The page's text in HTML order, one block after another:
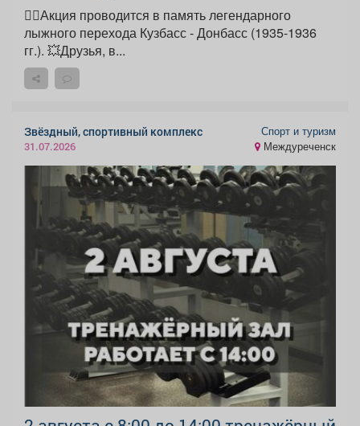
🏃‍♀️Акция проводится в память легендарного
лыжного перехода Кузбасс - Донбасс (1935-1936
гг.). 💥Друзья, в...
Звёздный, спортивный комплекс
31.07.2026
Спорт и туризм
Междуреченск